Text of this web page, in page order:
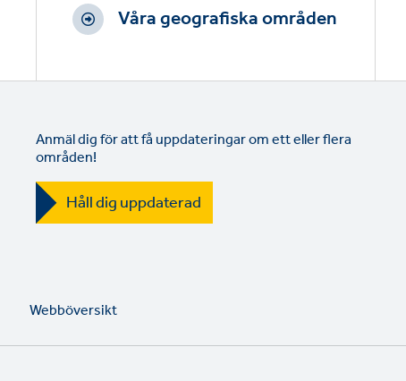
Våra geografiska områden
Anmäl dig för att få uppdateringar om ett eller flera
områden!
Håll dig uppdaterad
Webböversikt